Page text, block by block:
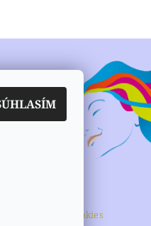
na
Cookies